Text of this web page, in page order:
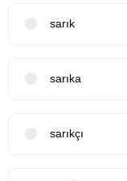
sarık
sarıka
sarıkçı